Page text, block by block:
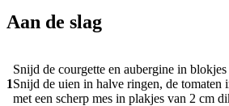
Aan de slag
1
Snijd de courgette en aubergine in
Snijd de uien in halve ringen, de tomaten
met een scherp mes in plakjes van 2 cm